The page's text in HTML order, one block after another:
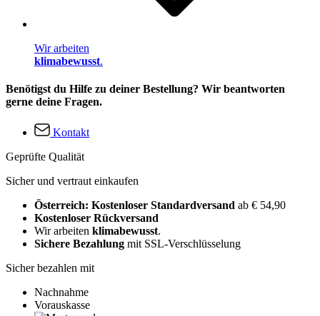
Wir arbeiten
klimabewusst.
Benötigst du Hilfe zu deiner Bestellung? Wir beantworten
gerne deine Fragen.
Kontakt
Geprüfte Qualität
Sicher und vertraut einkaufen
Österreich: Kostenloser Standardversand ab € 54,90
Kostenloser Rückversand
Wir arbeiten klimabewusst.
Sichere Bezahlung mit SSL-Verschlüsselung
Sicher bezahlen mit
Nachnahme
Vorauskasse